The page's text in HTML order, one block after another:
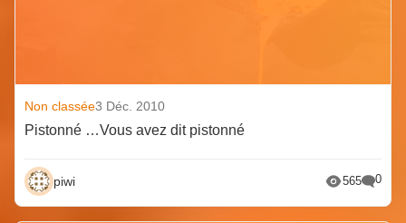
Non classée3 Déc. 2010
Pistonné …Vous avez dit pistonné
piwi 565 0